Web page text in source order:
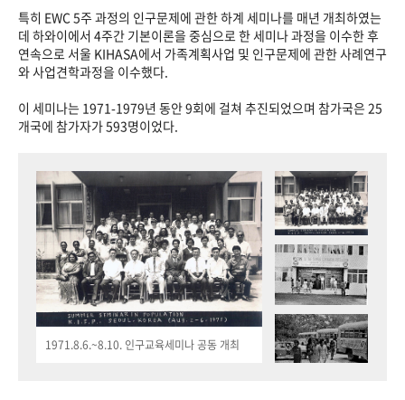
특히 EWC 5주 과정의 인구문제에 관한 하계 세미나를 매년 개최하였는
데 하와이에서 4주간 기본이론을 중심으로 한 세미나 과정을 이수한 후
연속으로 서울 KIHASA에서 가족계획사업 및 인구문제에 관한 사례연구
와 사업견학과정을 이수했다.
이 세미나는 1971-1979년 동안 9회에 걸쳐 추진되었으며 참가국은 25
개국에 참가자가 593명이었다.
1971.8.6.~8.10. 인구교육세미나 공동 개최